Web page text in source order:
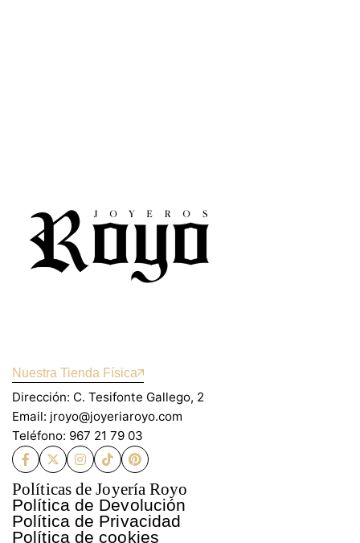
Nuestra Tienda Física
Dirección: C. Tesifonte Gallego, 2
Email: jroyo@joyeriaroyo.com
Teléfono: 967 21 79 03
Políticas de Joyería Royo
Política de Devolución
Política de Privacidad
Política de cookies